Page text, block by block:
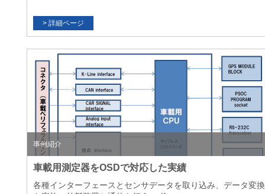
事例紹介
車載用測定器をOSDで対応した実績
各種インターフェースとセンサデータを取り込み、データ変換